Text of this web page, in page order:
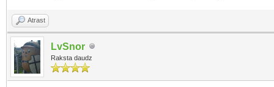
Atrast
LvSnor
Raksta daudz